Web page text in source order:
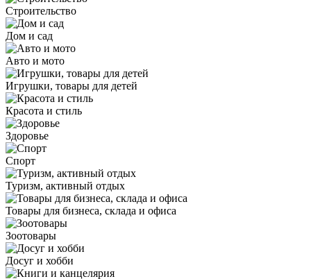
Строительство
Дом и сад
Авто и мото
Игрушки, товары для детей
Красота и стиль
Здоровье
Спорт
Туризм, активный отдых
Товары для бизнеса, склада и офиса
Зоотовары
Досуг и хобби